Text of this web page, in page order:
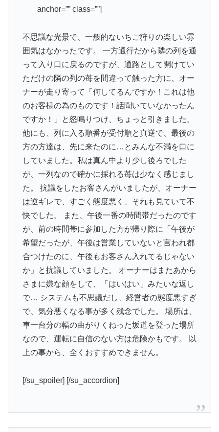
anchor=”” class=””]
不思議な光景で、一般的ないちご狩りの楽しい雰
囲気はなかったです。 一方通行だから隣の列を通
って入り口に戻るのですが、通路として開けてい
ただけの隣の列の苺を間違って触った方に、オー
ナーが走り寄って「何してるんですか！これは他
のお客様の為のものです！話聞いていなかったん
ですか！」と怒鳴りつけ、ちょっと引きました。
他にも、列に入る順番が受付順と真逆で、最後の
方の方達は、先に来たのに…とみんな不満を口に
していました。私は真ん中より少し後ろでした
が、一列なので確かに採れる苺は少なく感じまし
た。 抗議をしたお客さんがいましたが、オーナー
は逆ギレで、すごく態度悪く、それも見ていて不
快でした。 また、午後一番の時間帯だったのです
が、前の時間帯に参加した方が帰り際に「午後が
希望だったが、午後は営業していないと言われ都
合つけたのに、午後もお客さん入れてるじゃない
か」と抗議していました。 オーナーはまたあから
さまに嫌な顔をして、「はいはい」みたいな返し
で… システムも不思議だし、経営者の態度悪すぎ
で、気分悪くなる事が多く残念でした。 場所は、
車一台分の幅の曲がりくねった坂道を登った場所
なので、運転に自信のない方は危険かもです。 以
上の事から、全くおすすめできません。
[/su_spoiler] [/su_accordion]